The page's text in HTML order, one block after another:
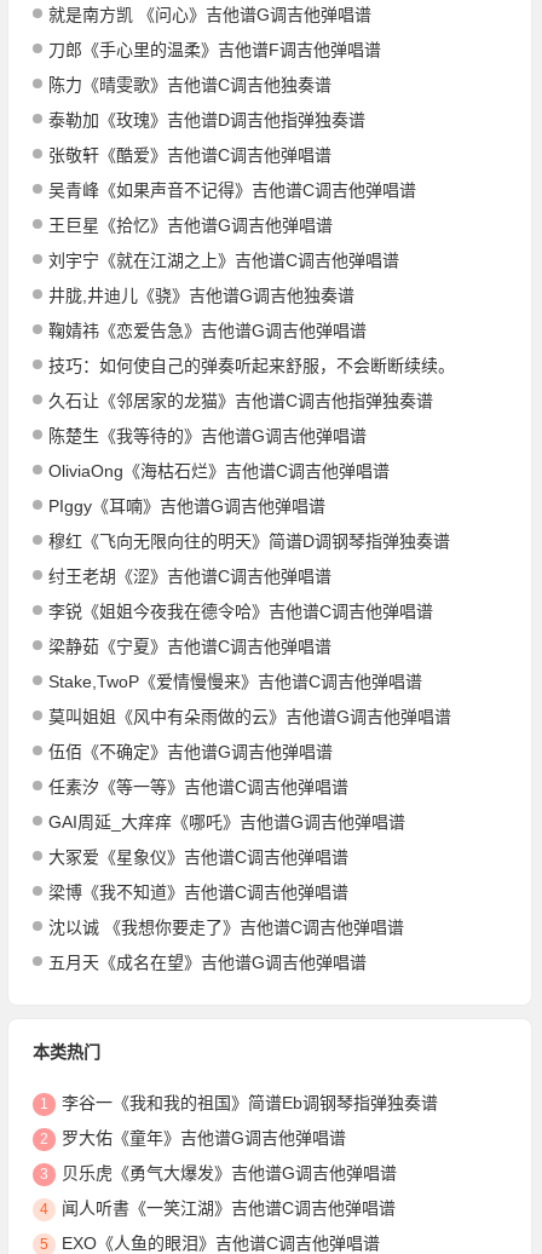
就是南方凯 《问心》吉他谱G调吉他弹唱谱
刀郎《手心里的温柔》吉他谱F调吉他弹唱谱
陈力《晴雯歌》吉他谱C调吉他独奏谱
泰勒加《玫瑰》吉他谱D调吉他指弹独奏谱
张敬轩《酷爱》吉他谱C调吉他弹唱谱
吴青峰《如果声音不记得》吉他谱C调吉他弹唱谱
王巨星《拾忆》吉他谱G调吉他弹唱谱
刘宇宁《就在江湖之上》吉他谱C调吉他弹唱谱
井胧,井迪儿《骁》吉他谱G调吉他独奏谱
鞠婧祎《恋爱告急》吉他谱G调吉他弹唱谱
技巧：如何使自己的弹奏听起来舒服，不会断断续续。
久石让《邻居家的龙猫》吉他谱C调吉他指弹独奏谱
陈楚生《我等待的》吉他谱G调吉他弹唱谱
OliviaOng《海枯石烂》吉他谱C调吉他弹唱谱
PIggy《耳喃》吉他谱G调吉他弹唱谱
穆红《飞向无限向往的明天》简谱D调钢琴指弹独奏谱
纣王老胡《涩》吉他谱C调吉他弹唱谱
李锐《姐姐今夜我在德令哈》吉他谱C调吉他弹唱谱
梁静茹《宁夏》吉他谱C调吉他弹唱谱
Stake,TwoP《爱情慢慢来》吉他谱C调吉他弹唱谱
莫叫姐姐《风中有朵雨做的云》吉他谱G调吉他弹唱谱
伍佰《不确定》吉他谱G调吉他弹唱谱
任素汐《等一等》吉他谱C调吉他弹唱谱
GAI周延_大痒痒《哪吒》吉他谱G调吉他弹唱谱
大冢爱《星象仪》吉他谱C调吉他弹唱谱
梁博《我不知道》吉他谱C调吉他弹唱谱
沈以诚 《我想你要走了》吉他谱C调吉他弹唱谱
五月天《成名在望》吉他谱G调吉他弹唱谱
本类热门
1 李谷一《我和我的祖国》简谱Eb调钢琴指弹独奏谱
2 罗大佑《童年》吉他谱G调吉他弹唱谱
3 贝乐虎《勇气大爆发》吉他谱G调吉他弹唱谱
4 闻人听書《一笑江湖》吉他谱C调吉他弹唱谱
5 EXO《人鱼的眼泪》吉他谱C调吉他弹唱谱